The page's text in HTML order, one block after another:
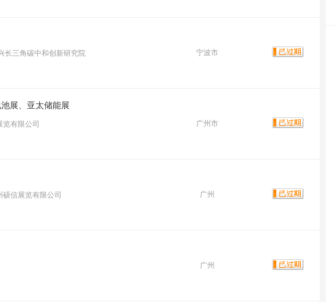
长三角碳中和创新研究院 宁波市
展、亚太储能展
有限公司 广州市
信展览有限公司 广州
广州